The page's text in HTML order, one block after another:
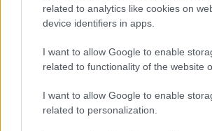
related to analytics like cookies on
device identifiers in apps.
I want to allow Google to enable
related to functionality of the website
I want to allow Google to enable
related to personalization.